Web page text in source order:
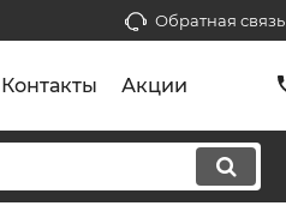
Обратная связь
Контакты Акции